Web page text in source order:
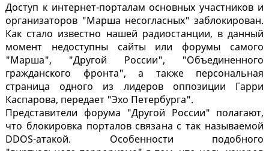
Доступ к интернет-порталам основных участников и
организаторов "Марша несогласных" заблокирован.
Как стало известно нашей радиостанции, в данный
момент недоступны сайты или форумы самого
"Марша", "Другой России", "Объединенного
гражданского фронта", а также персональная
страница одного из лидеров оппозиции Гарри
Каспарова, передает "Эхо Петербурга".
Представители форума "Другой России" полагают,
что блокировка порталов связана с так называемой
DDOS-атакой. Особенности подобного